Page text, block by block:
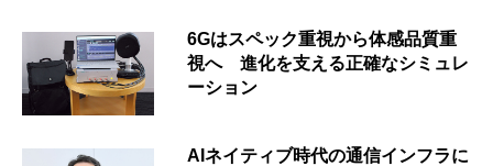
6Gはスペック重視から体感品質重
視へ 進化を支える正確なシミュレ
ーション
AIネイティブ時代の通信インフラに